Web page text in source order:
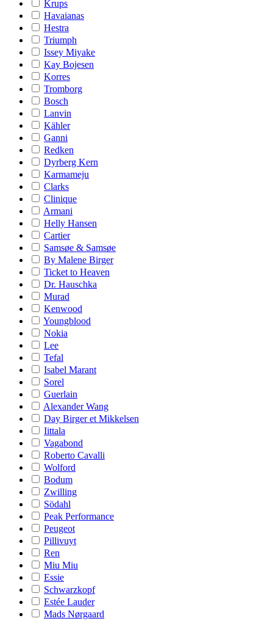
Krups
Havaianas
Hestra
Triumph
Issey Miyake
Kay Bojesen
Korres
Tromborg
Bosch
Lanvin
Kähler
Ganni
Redken
Dyrberg Kern
Karmameju
Clarks
Clinique
Armani
Helly Hansen
Cartier
Samsøe & Samsøe
By Malene Birger
Ticket to Heaven
Dr. Hauschka
Murad
Kenwood
Youngblood
Nokia
Lee
Tefal
Isabel Marant
Sorel
Guerlain
Alexander Wang
Day Birger et Mikkelsen
Iittala
Vagabond
Roberto Cavalli
Wolford
Bodum
Zwilling
Södahl
Peak Performance
Peugeot
Pillivuyt
Ren
Miu Miu
Essie
Schwarzkopf
Estée Lauder
Mads Nørgaard